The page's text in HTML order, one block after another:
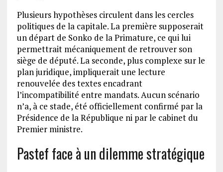
Plusieurs hypothèses circulent dans les cercles
politiques de la capitale. La première supposerait
un départ de Sonko de la Primature, ce qui lui
permettrait mécaniquement de retrouver son
siège de député. La seconde, plus complexe sur le
plan juridique, impliquerait une lecture
renouvelée des textes encadrant
l’incompatibilité entre mandats. Aucun scénario
n’a, à ce stade, été officiellement confirmé par la
Présidence de la République ni par le cabinet du
Premier ministre.
Pastef face à un dilemme stratégique